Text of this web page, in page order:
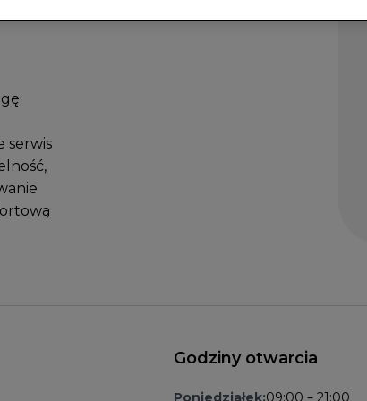
serwis
Godziny otwarcia
Poniedziałek:09:00 – 21:00